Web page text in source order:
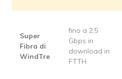
Super
Fibra di
WindTre
fino a 2,5
Gbps in
download in
FTTH